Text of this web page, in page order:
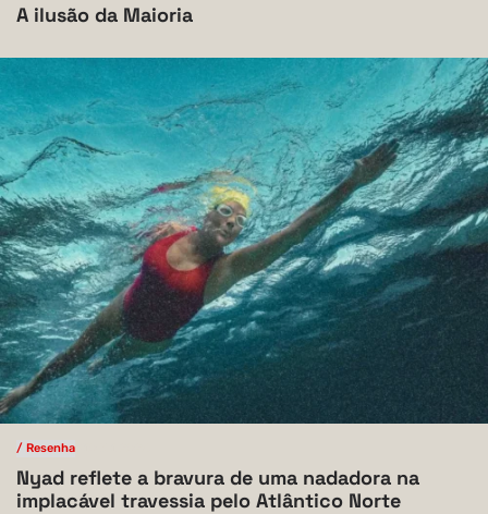
A ilusão da Maioria
/ Resenha
Nyad reflete a bravura de uma nadadora na
implacável travessia pelo Atlântico Norte